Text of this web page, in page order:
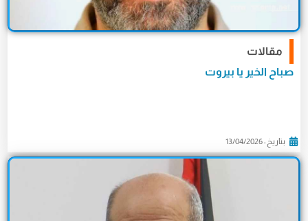
مقالات
صباح الخير يا بيروت
بتاريخ : 13/04/2026